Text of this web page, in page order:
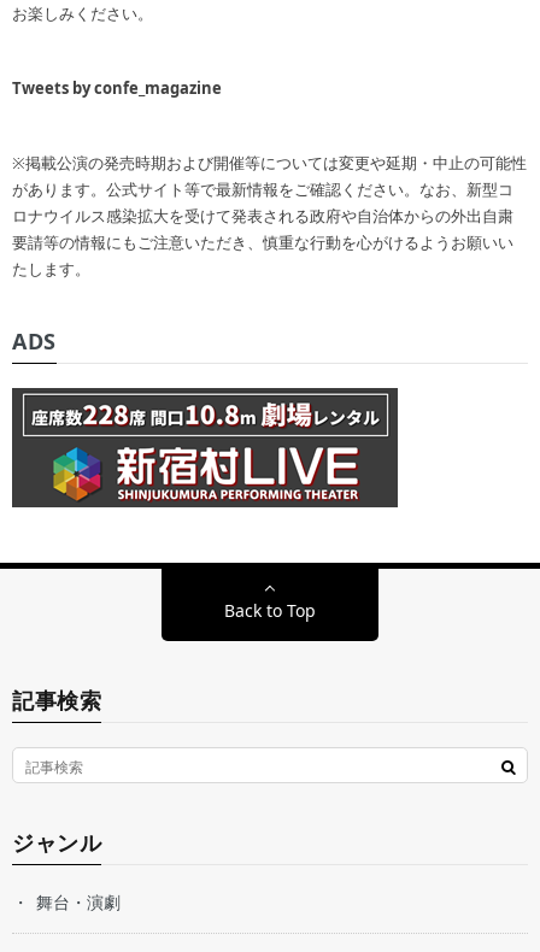
お楽しみください。
Tweets by confe_magazine
※掲載公演の発売時期および開催等については変更や延期・中止の可能性
があります。公式サイト等で最新情報をご確認ください。なお、新型コ
ロナウイルス感染拡大を受けて発表される政府や自治体からの外出自粛
要請等の情報にもご注意いただき、慎重な行動を心がけるようお願いい
たします。
ADS
Back to Top
記事検索
ジャンル
舞台・演劇